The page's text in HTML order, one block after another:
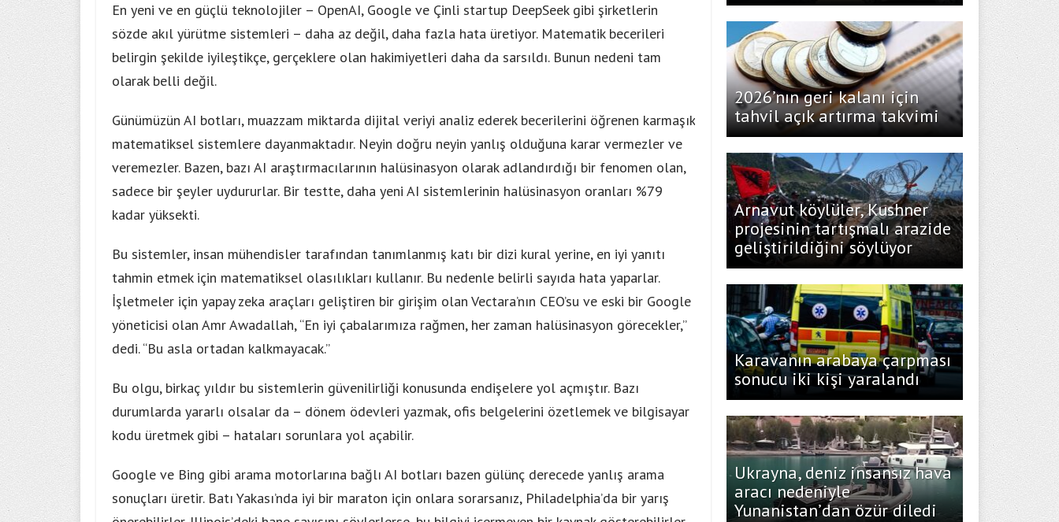
En yeni ve en güçlü teknolojiler – OpenAI, Google ve Çinli startup DeepSeek gibi şirketlerin
sözde akıl yürütme sistemleri – daha az değil, daha fazla hata üretiyor. Matematik becerileri
belirgin şekilde iyileştikçe, gerçeklere olan hakimiyetleri daha da sarsıldı. Bunun nedeni tam
olarak belli değil.
Günümüzün AI botları, muazzam miktarda dijital veriyi analiz ederek becerilerini öğrenen karmaşık
matematiksel sistemlere dayanmaktadır. Neyin doğru neyin yanlış olduğuna karar vermezler ve
veremezler. Bazen, bazı AI araştırmacılarının halüsinasyon olarak adlandırdığı bir fenomen olan,
sadece bir şeyler uydururlar. Bir testte, daha yeni AI sistemlerinin halüsinasyon oranları %79
kadar yüksekti.
Bu sistemler, insan mühendisler tarafından tanımlanmış katı bir dizi kural yerine, en iyi yanıtı
tahmin etmek için matematiksel olasılıkları kullanır. Bu nedenle belirli sayıda hata yaparlar.
İşletmeler için yapay zeka araçları geliştiren bir girişim olan Vectara’nın CEO’su ve eski bir Google
yöneticisi olan Amr Awadallah, “En iyi çabalarımıza rağmen, her zaman halüsinasyon görecekler,”
dedi. “Bu asla ortadan kalkmayacak.”
Bu olgu, birkaç yıldır bu sistemlerin güvenilirliği konusunda endişelere yol açmıştır. Bazı
durumlarda yararlı olsalar da – dönem ödevleri yazmak, ofis belgelerini özetlemek ve bilgisayar
kodu üretmek gibi – hataları sorunlara yol açabilir.
Google ve Bing gibi arama motorlarına bağlı AI botları bazen gülünç derecede yanlış arama
sonuçları üretir. Batı Yakası’nda iyi bir maraton için onlara sorarsanız, Philadelphia’da bir yarış
2026’nın geri kalanı için
tahvil açık artırma takvimi
Arnavut köylüler, Kushner
projesinin tartışmalı arazide
geliştirildiğini söylüyor
Karavanın arabaya çarpması
sonucu iki kişi yaralandı
Ukrayna, deniz insansız hava
aracı nedeniyle
Yunanistan’dan özür diledi